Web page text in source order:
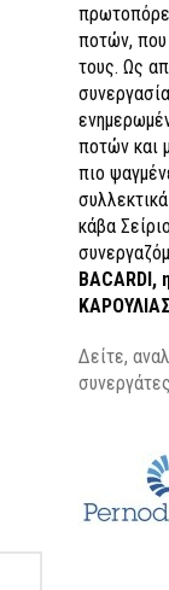
ποτών,
τους. Ως
ποτών και
πιο
κάβα
BACARDI,
ΚΑΡΟΥΛΙΑΣ
Δείτε,